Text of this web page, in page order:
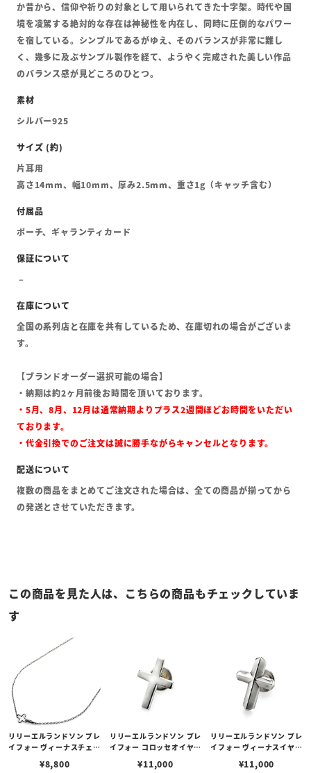
か昔から、信仰や祈りの対象として用いられてきた十字架。時代や国
境を凌駕する絶対的な存在は神秘性を内在し、同時に圧倒的なパワー
を宿している。シンプルであるがゆえ、そのバランスが非常に難し
く、幾多に及ぶサンプル製作を経て、ようやく完成された美しい作品
のバランス感が見どころのひとつ。
シルバー925
片耳用
高さ14mm、幅10mm、厚み2.5mm、重さ1g（キャッチ含む）
ポーチ、ギャランティカード
全国の系列店と在庫を共有しているため、在庫切れの場合がございま
す。
【ブランドオーダー選択可能の場合】
・納期は約2ヶ月前後お時間を頂いております。
・5月、8月、12月は通常納期よりプラス2週間ほどお時間をいただい
ております。
・代金引換でのご注文は誠に勝手ながらキャンセルとなります。
複数の商品をまとめてご注文された場合は、全ての商品が揃ってから
の発送とさせていただきます。
この商品を見た人は、こちらの商品もチェックしていま
す
リリーエルランドソン プレ
イフォー ヴィーナスチェー
¥8,800
リリーエルランドソン プレ
イフォー コロッセオイヤリ
M
¥11,000
リリーエルランドソン プレ
イフォー ヴィーナスイヤリ
¥11,000